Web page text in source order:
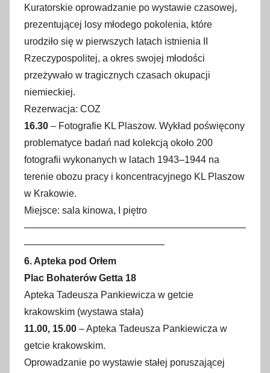
Kuratorskie oprowadzanie po wystawie czasowej,
prezentującej losy młodego pokolenia, które
urodziło się w pierwszych latach istnienia II
Rzeczypospolitej, a okres swojej młodości
przeżywało w tragicznych czasach okupacji
niemieckiej.
Rezerwacja: COZ
16.30 – Fotografie KL Plaszow. Wykład poświęcony
problematyce badań nad kolekcją około 200
fotografii wykonanych w latach 1943–1944 na
terenie obozu pracy i koncentracyjnego KL Plaszow
w Krakowie.
Miejsce: sala kinowa, I piętro
———————————————————————
——————————————–
6. Apteka pod Orłem
Plac Bohaterów Getta 18
Apteka Tadeusza Pankiewicza w getcie
krakowskim (wystawa stała)
11.00, 15.00 – Apteka Tadeusza Pankiewicza w
getcie krakowskim.
Oprowadzanie po wystawie stałej poruszającej